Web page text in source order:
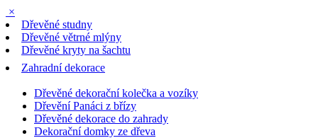
×
Dřevěné studny
Dřevěné větrné mlýny
Dřevěné kryty na šachtu
Zahradní dekorace
Dřevěné dekorační kolečka a vozíky
Dřevění Panáci z břízy
Dřevěné dekorace do zahrady
Dekorační domky ze dřeva